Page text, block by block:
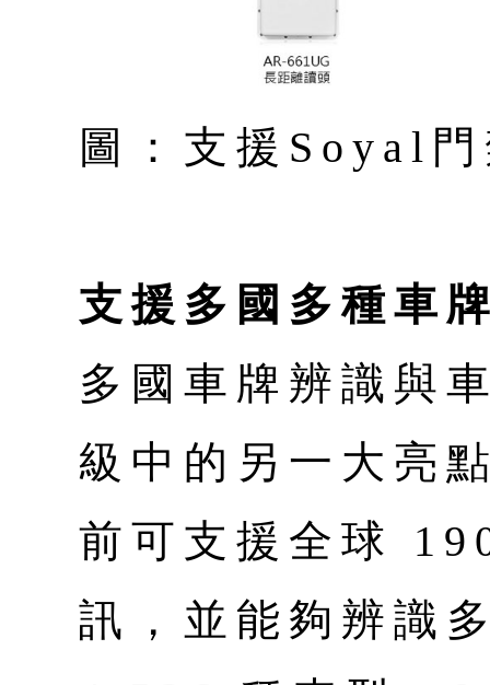
圖：支援Soyal
支援多國多種車
多國車牌辨識與
級中的另一大亮
前可支援全球
訊，並能夠辨識